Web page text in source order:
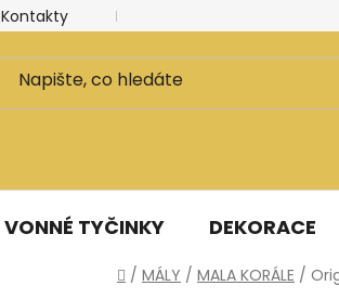
Kontakty Kancelář a ateliér
VONNÉ TYČINKY DEKORACE
Domů
/ MÁLY / MALA KORÁLE /